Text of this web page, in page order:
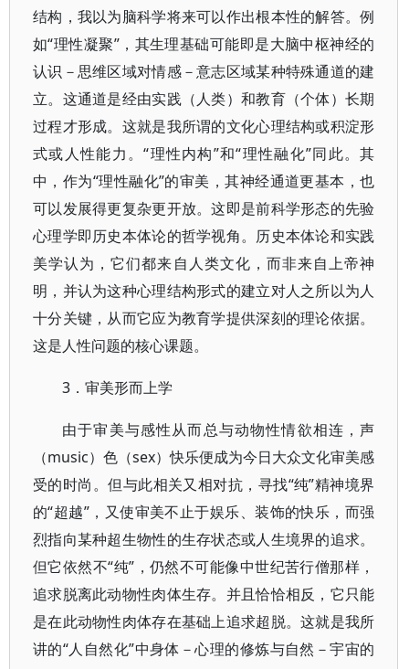
结构，我以为脑科学将来可以作出根本性的解答。例
如“理性凝聚”，其生理基础可能即是大脑中枢神经的
认识－思维区域对情感－意志区域某种特殊通道的建
立。这通道是经由实践（人类）和教育（个体）长期
过程才形成。这就是我所谓的文化心理结构或积淀形
式或人性能力。“理性内构”和“理性融化”同此。其
中，作为“理性融化”的审美，其神经通道更基本，也
可以发展得更复杂更开放。这即是前科学形态的先验
心理学即历史本体论的哲学视角。历史本体论和实践
美学认为，它们都来自人类文化，而非来自上帝神
明，并认为这种心理结构形式的建立对人之所以为人
十分关键，从而它应为教育学提供深刻的理论依据。
这是人性问题的核心课题。
3．审美形而上学
由于审美与感性从而总与动物性情欲相连，声
（music）色（sex）快乐便成为今日大众文化审美感
受的时尚。但与此相关又相对抗，寻找“纯”精神境界
的“超越”，又使审美不止于娱乐、装饰的快乐，而强
烈指向某种超生物性的生存状态或人生境界的追求。
但它依然不“纯”，仍然不可能像中世纪苦行僧那样，
追求脱离此动物性肉体生存。并且恰恰相反，它只能
是在此动物性肉体存在基础上追求超脱。这就是我所
讲的“人自然化”中身体－心理的修炼与自然－宇宙的